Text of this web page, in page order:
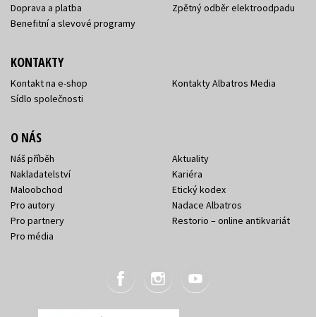
Doprava a platba
Benefitní a slevové programy
Zpětný odběr elektroodpadu
KONTAKTY
Kontakt na e-shop
Sídlo společnosti
Kontakty Albatros Media
O NÁS
Náš příběh
Nakladatelství
Maloobchod
Pro autory
Pro partnery
Pro média
Aktuality
Kariéra
Etický kodex
Nadace Albatros
Restorio – online antikvariát